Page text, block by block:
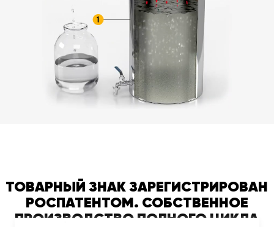
ТОВАРНЫЙ ЗНАК ЗАРЕГИСТРИРОВАН
РОСПАТЕНТОМ. СОБСТВЕННОЕ
ПРОИЗВОДСТВО ПОЛНОГО ЦИКЛА